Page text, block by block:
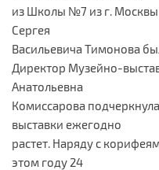
из Школы №7 из г.
Сергея
Васильевича Тимонова
Директор Музейно-
Анатольевна
Комиссарова
выставки ежегодно
растет. Наряду с
этом году 24